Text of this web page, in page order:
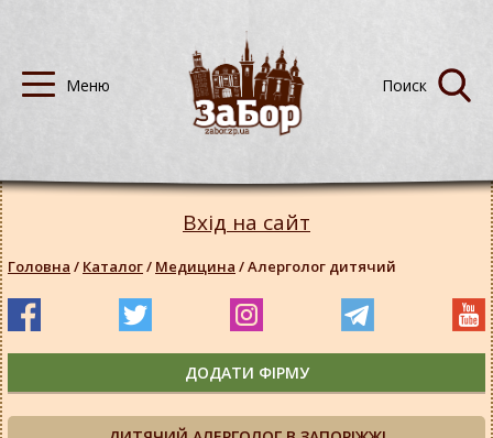
Вхід на сайт
Головна / Каталог/ Медицина /Алерголог дитячий
ДОДАТИ ФІРМУ